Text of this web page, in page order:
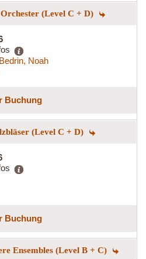
(Level C + D)
Bedrin, Noah
Buchung
(Level C + D)
Buchung
Ensembles (Level B + C)